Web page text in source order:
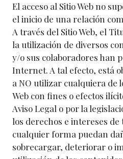
El acceso al Sitio Web no
el inicio de una relación
A través del Sitio Web, el
la utilización de diversos
y/o sus colaboradores han
Internet. A tal efecto, está
a NO utilizar cualquiera de
Web con fines o efectos
Aviso Legal o por la
los derechos e intereses de
cualquier forma puedan
sobrecargar, deteriorar o